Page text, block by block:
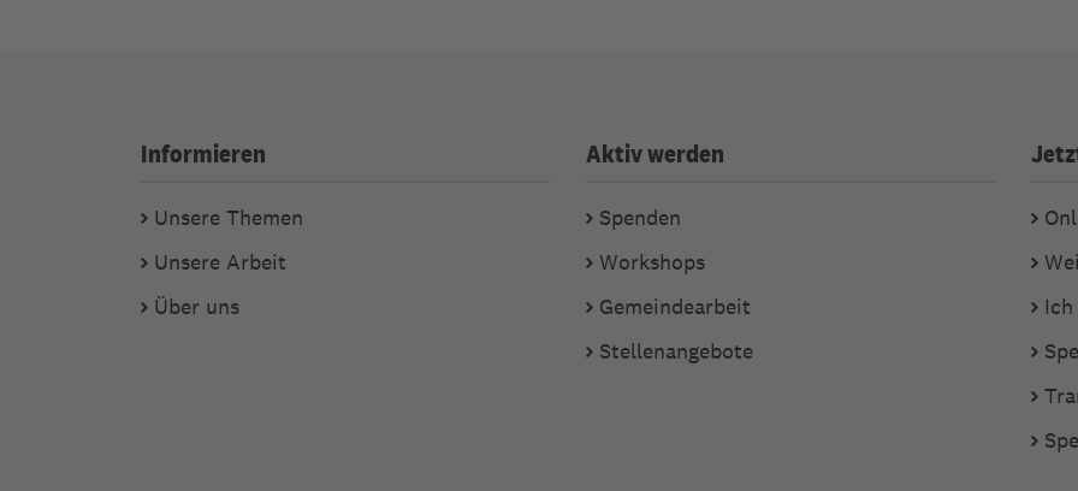
Informieren
Unsere Themen
Unsere Arbeit
Über uns
Aktiv werden
Spenden
Workshops
Gemeindearbeit
Stellenangebote